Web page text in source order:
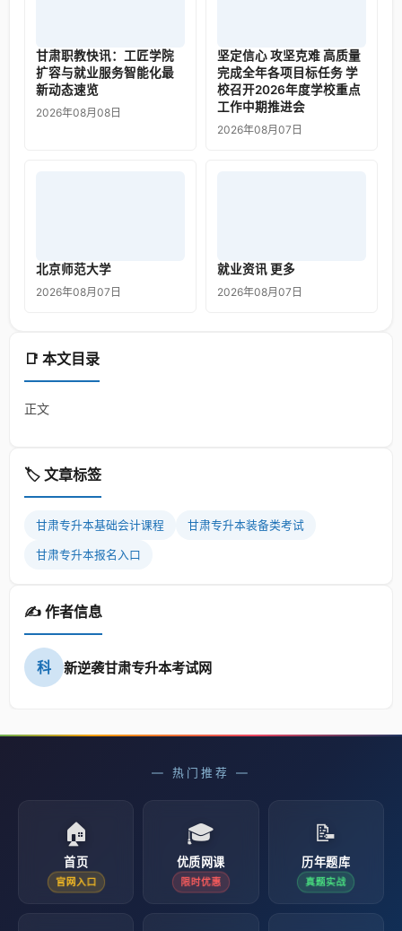
📑 本文目录
正文
🏷️ 文章标签
甘肃专升本基础会计课程 甘肃专升本装备类考试
甘肃专升本报名入口
✍️ 作者信息
科 新逆袭甘肃专升本考试网
甘肃职教快讯：工匠学院
扩容与就业服务智能化最
新动态速览
2026年08月08日
坚定信心 攻坚克难 高质量
完成全年各项目标任务 学
校召开2026年度学校重点
工作中期推进会
2026年08月07日
北京师范大学
2026年08月07日
就业资讯 更多
2026年08月07日
— 热门推荐 —
🏠
首页
官网入口
🎓
优质网课
限时优惠
📝
历年题库
真题实战